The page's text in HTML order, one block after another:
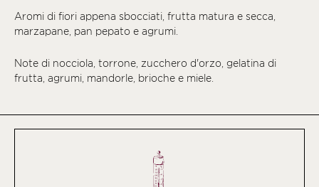
Aromi di fiori appena sbocciati, frutta matura e secca,
marzapane, pan pepato e agrumi.
Note di nocciola, torrone, zucchero d'orzo, gelatina di
frutta, agrumi, mandorle, brioche e miele.